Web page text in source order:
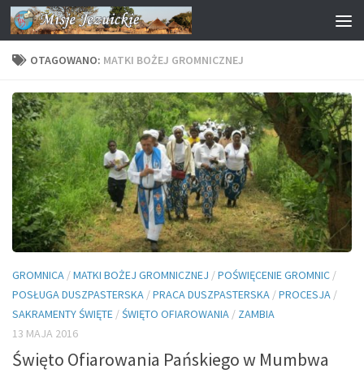
Przejdź do treści
OTAGOWANO: MATKI BOŻEJ GROMNICZNEJ
GROMNICA /MATKI BOŻEJ GROMNICZNEJ /POŚWIĘCENIE GROMNIC /
POSŁUGA DUSZPASTERSKA /PRACA DUSZPASTERSKA /PROCESJA /
SAKRAMENTY ŚWIĘTE /ŚWIĘTO OFIAROWANIA / ZAMBIA
13 MAJA 2016
Święto Ofiarowania Pańskiego w Mumbwa